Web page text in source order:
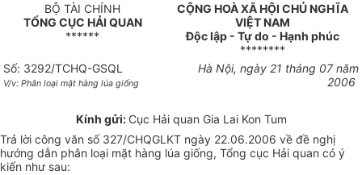
BỘ TÀI CHÍNH
TỔNG CỤC HẢI QUAN
******
CỘNG HOÀ XÃ HỘI CHỦ NGHĨA
VIỆT NAM
Độc lập - Tự do - Hạnh phúc
********
Số: 3292/TCHQ-GSQL
V/v: Phân loại mặt hàng lúa giống
Hà Nội, ngày 21 tháng 07 năm
2006
Kính gửi: Cục Hải quan Gia Lai Kon Tum
Trả lời công văn số 327/CHQGLKT ngày 22.06.2006 về đề nghị
hướng dẫn phân loại mặt hàng lúa giống, Tổng cục Hải quan có ý
kiến như sau: